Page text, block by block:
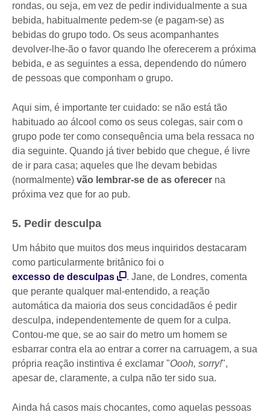
rondas, ou seja, em vez de pedir individualmente a sua
bebida, habitualmente pedem-se (e pagam-se) as
bebidas do grupo todo. Os seus acompanhantes
devolver-lhe-ão o favor quando lhe oferecerem a próxima
bebida, e as seguintes a essa, dependendo do número
de pessoas que componham o grupo.
Aqui sim, é importante ter cuidado: se não está tão
habituado ao álcool como os seus colegas, sair com o
grupo pode ter como consequência uma bela ressaca no
dia seguinte. Quando já tiver bebido que chegue, é livre
de ir para casa; aqueles que lhe devam bebidas
(normalmente) vão lembrar-se de as oferecer na
próxima vez que for ao pub.
5. Pedir desculpa
Um hábito que muitos dos meus inquiridos destacaram
como particularmente britânico foi o
excesso de desculpas
. Jane, de Londres, comenta
que perante qualquer mal-entendido, a reação
automática da maioria dos seus concidadãos é pedir
desculpa, independentemente de quem for a culpa.
Contou-me que, se ao sair do metro um homem se
esbarrar contra ela ao entrar a correr na carruagem, a sua
própria reação instintiva é exclamar "Oooh, sorry!",
apesar de, claramente, a culpa não ter sido sua.
Ainda há casos mais chocantes, como aquelas pessoas